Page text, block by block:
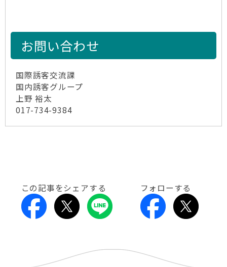
お問い合わせ
国際誘客交流課
国内誘客グループ
上野 裕太
017-734-9384
この記事をシェアする フォローする